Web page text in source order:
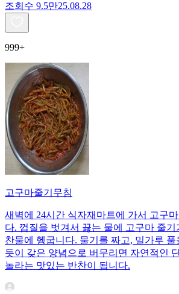
조회수 9.5만25.08.28
999+
고구마줄기무침
새벽에 24시간 식자재마트에 가서 고구
다. 껍질을 벗겨서 끓는 물에 고구마 줄
찬물에 헹굽니다. 물기를 짜고, 밀가루
듯이 갖은 양념으로 버무리면 자연적인
놀라는 맛있는 반찬이 됩니다.